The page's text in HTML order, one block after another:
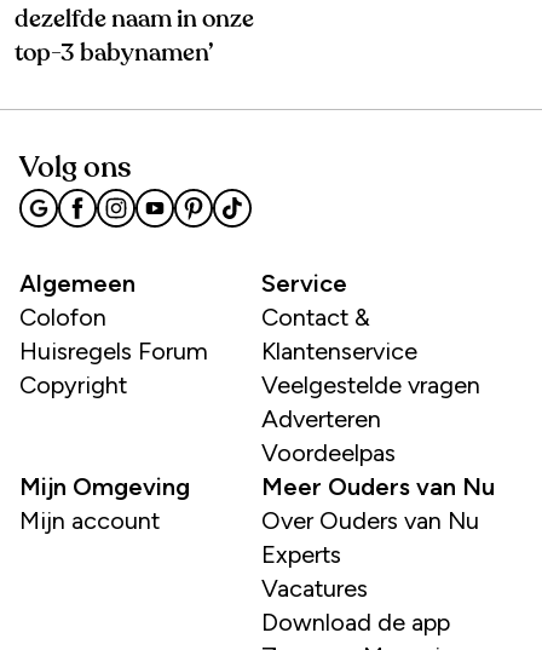
dezelfde naam in onze
top-3 babynamen’
Volg ons
Algemeen
Colofon
Huisregels Forum
Copyright
Service
Contact &
Klantenservice
Veelgestelde vragen
Adverteren
Voordeelpas
Mijn Omgeving
Mijn account
Meer Ouders van Nu
Over Ouders van Nu
Experts
Vacatures
Download de app